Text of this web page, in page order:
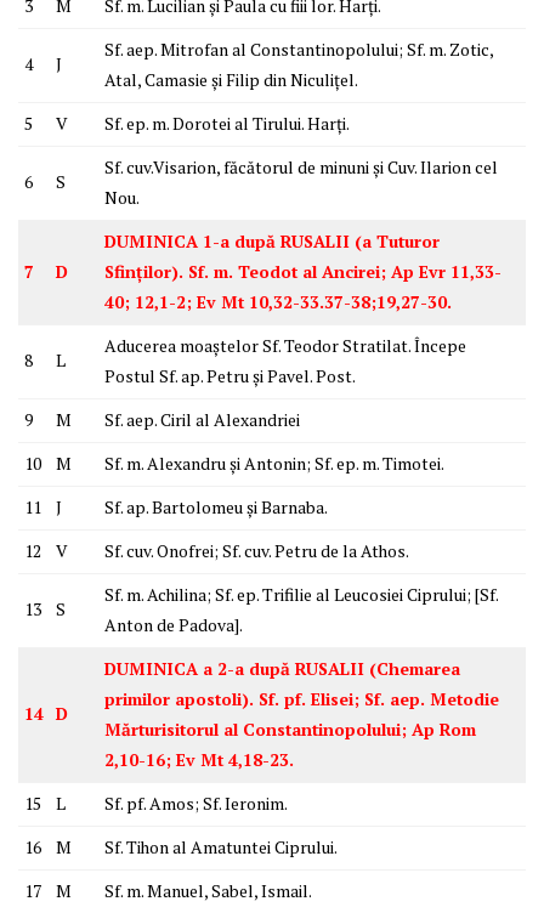
3
M Sf. m. Lucilian și Paula cu fiii lor. Harți.
4 J
Sf. aep. Mitrofan al Constantinopolului; Sf. m. Zotic,
Atal, Camasie și Filip din Niculițel.
5
V Sf. ep. m. Dorotei al Tirului. Harți.
6 S
Sf. cuv.Visarion, făcătorul de minuni și Cuv. Ilarion cel
Nou.
7 D
DUMINICA 1-a după RUSALII (a Tuturor
Sfinților). Sf. m. Teodot al Ancirei; Ap Evr 11,33-
40; 12,1-2; Ev Mt 10,32-33.37-38;19,27-30.
8 L
Aducerea moaștelor Sf. Teodor Stratilat. Începe
Postul Sf. ap. Petru și Pavel. Post.
9
M
Sf. aep. Ciril al Alexandriei
10
M
Sf. m. Alexandru și Antonin; Sf. ep. m. Timotei.
11
J
Sf. ap. Bartolomeu și Barnaba.
12
V Sf. cuv. Onofrei; Sf. cuv. Petru de la Athos.
13 S
Sf. m. Achilina; Sf. ep. Trifilie al Leucosiei Ciprului; [Sf.
Anton de Padova].
14 D
DUMINICA a 2-a după RUSALII (Chemarea
primilor apostoli). Sf. pf. Elisei; Sf. aep. Metodie
Mărturisitorul al Constantinopolului; Ap Rom
2,10-16; Ev Mt 4,18-23.
15
L
Sf. pf. Amos; Sf. Ieronim.
16
M
Sf. Tihon al Amatuntei Ciprului.
17
M
Sf. m. Manuel, Sabel, Ismail.